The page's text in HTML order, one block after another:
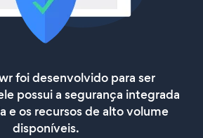
foi desenvolvido para ser
possui a segurança integrada
e os recursos de alto volume
disponíveis.